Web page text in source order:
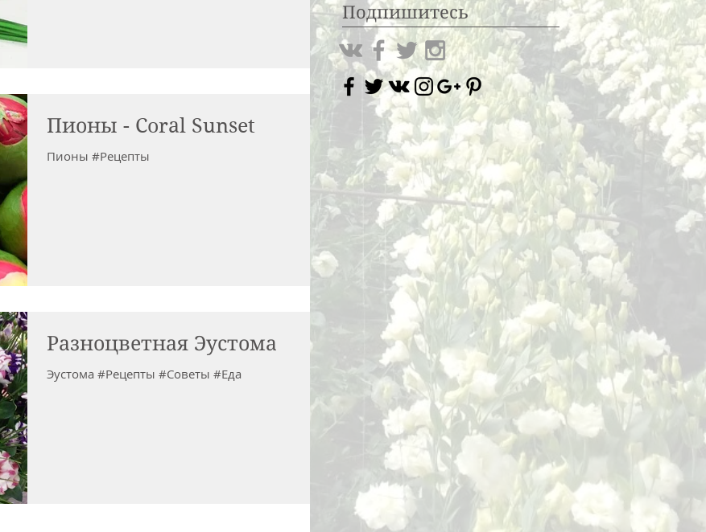
Пионы - Coral Sunset
Пионы #Рецепты
Разноцветная Эустома
Эустома #Рецепты #Советы #Еда
Подпишитесь